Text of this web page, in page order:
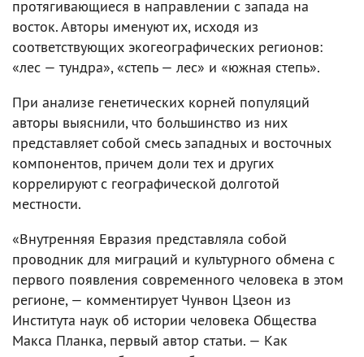
протягивающиеся в направлении с запада на
восток. Авторы именуют их, исходя из
соответствующих экогеографических регионов:
«лес — тундра», «степь — лес» и «южная степь».
При анализе генетических корней популяций
авторы выяснили, что большинство из них
представляет собой смесь западных и восточных
компонентов, причем доли тех и других
коррелируют с географической долготой
местности.
«Внутренняя Евразия представляла собой
проводник для миграций и культурного обмена с
первого появления современного человека в этом
регионе, — комментирует Чунвон Цзеон из
Института наук об истории человека Общества
Макса Планка, первый автор статьи. — Как